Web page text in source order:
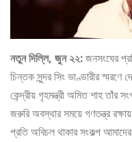
নতুন দিল্লি, জুন ২২:জনসংঘের
চিন্তক সুন্দর সিং ভাণ্ডারীর
কেন্দ্রীয় গৃহমন্ত্রী অমিত শাহ তাঁর
জরুরি অবস্থার সময়ে গণতন্ত্র
প্রতি অবিচল থাকার সংকল্প